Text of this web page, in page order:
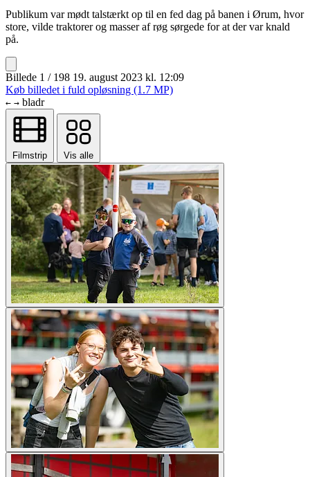
Publikum var mødt talstærkt op til en fed dag på banen i Ørum, hvor
store, vilde traktorer og masser af røg sørgede for at der var knald
på.
Billede 1 / 198 19. august 2023 kl. 12:09
Køb billedet i fuld opløsning (1.7 MP)
← → bladr
Filmstrip Vis alle